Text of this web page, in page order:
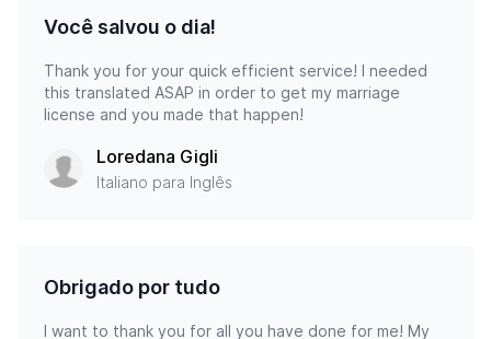
Você salvou o dia!
Thank you for your quick efficient service! I needed
this translated ASAP in order to get my marriage
license and you made that happen!
Loredana Gigli
Italiano para Inglês
Obrigado por tudo
I want to thank you for all you have done for me! My